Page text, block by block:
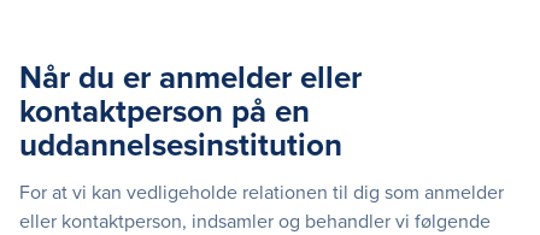
Når du er anmelder eller
kontaktperson på en
uddannelsesinstitution
For at vi kan vedligeholde relationen til dig som anmelder
eller kontaktperson, indsamler og behandler vi følgende